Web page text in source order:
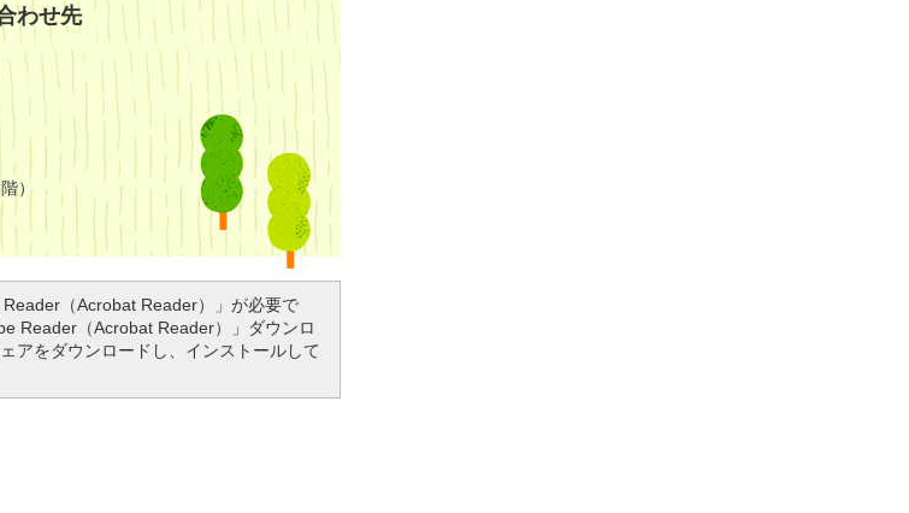
わせ先
）
（Acrobat Reader）」が必要で
Reader（Acrobat Reader）」ダウンロ
アをダウンロードし、インストールして